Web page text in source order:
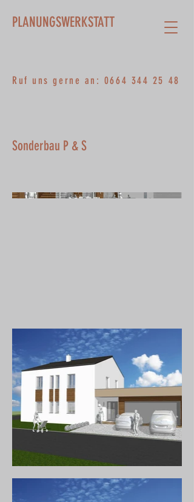
PLANUNGSWERKSTATT
Ruf uns gerne an: 0664 344 25 48
Sonderbau P & S